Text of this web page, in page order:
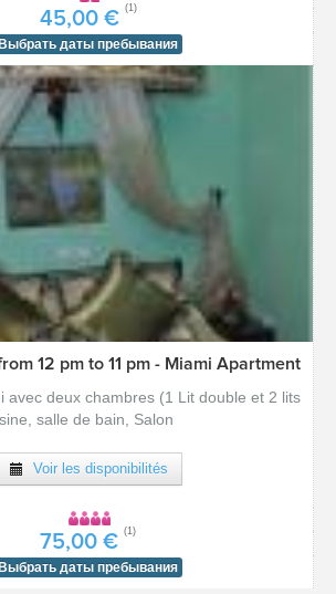
[voir la fiche détail]
45,00 €
(1)
Выбрать даты пребывания
[voir la fiche détail]
12 pm to 11 pm - Miami Apartment
deux chambres (1 Lit double et 2 lits
salle de bain, Salon
Voir les disponibilités
75,00 €
(1)
Выбрать даты пребывания